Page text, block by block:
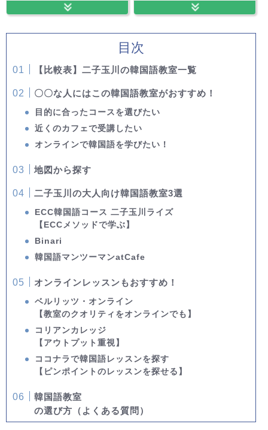
目次
【比較表】二子玉川の韓国語教室一覧
〇〇な人にはこの韓国語教室がおすすめ！
目的に合ったコースを選びたい
近くのカフェで受講したい
オンラインで韓国語を学びたい！
地図から探す
二子玉川の大人向け韓国語教室3選
ECC韓国語コース 二子玉川ライズ
【ECCメソッドで学ぶ】
Binari
韓国語マンツーマンatCafe
オンラインレッスンもおすすめ！
ベルリッツ・オンライン
【教室のクオリティをオンラインでも】
コリアンカレッジ
【アウトプット重視】
ココナラで韓国語レッスンを探す
【ピンポイントのレッスンを探せる】
韓国語教室
の選び方（よくある質問）